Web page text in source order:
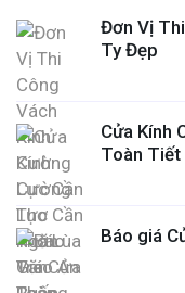
Đơn Vị
Ty Đẹp
Cửa Kính
Toàn Tiết
Báo giá